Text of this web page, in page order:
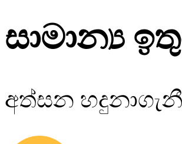
සාමාන්‍ය
අත්සන